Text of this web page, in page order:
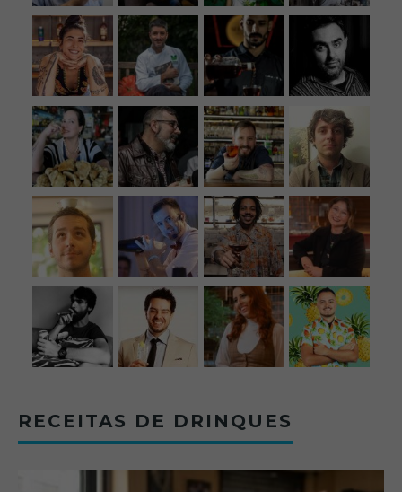
RECEITAS DE DRINQUES